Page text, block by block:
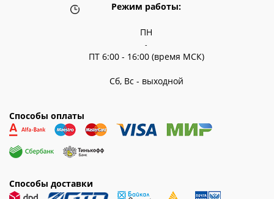
Режим работы:
ПН
-
ПТ 6:00 - 16:00 (время МСК)
Сб, Вс - выходной
Способы оплаты
Способы доставки